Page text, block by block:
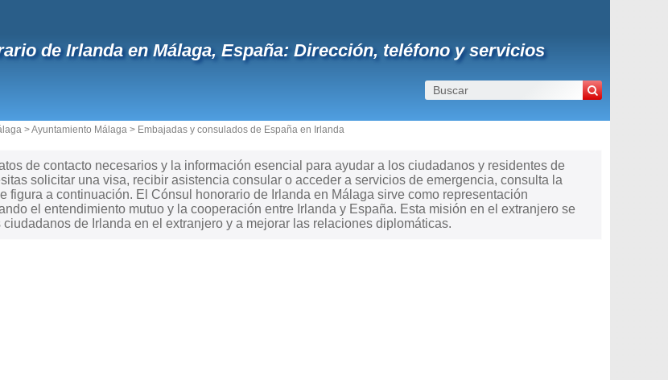
de Irlanda en Málaga, España: Dirección, teléfono y servicios
>Ayuntamiento Málaga > Embajadas y consulados de España en Irlanda
de contacto necesarios y la información esencial para ayudar a los ciudadanos y residentes de
solicitar una visa, recibir asistencia consular o acceder a servicios de emergencia, consulta la
figura a continuación. El Cónsul honorario de Irlanda en Málaga sirve como representación
el entendimiento mutuo y la cooperación entre Irlanda y España. Esta misión en el extranjero se
de Irlanda en el extranjero y a mejorar las relaciones diplomáticas.